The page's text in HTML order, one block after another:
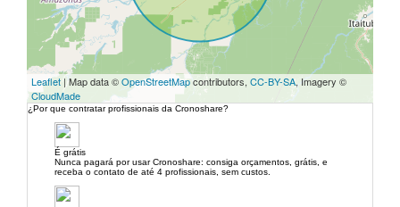
Leaflet | Map data ©OpenStreetMapcontributors, CC-BY-SA, Imagery ©
CloudMade
¿Por que contratar profissionais da Cronoshare?
É grátis
Nunca pagará por usar Cronoshare: consiga orçamentos, grátis, e
receba o contato de até 4 profissionais, sem custos.